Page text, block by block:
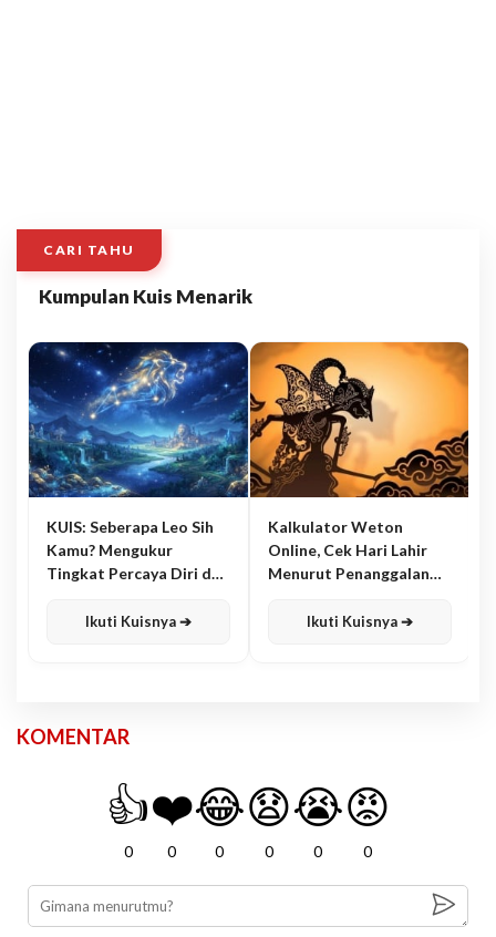
CARI TAHU
Kumpulan Kuis Menarik
KUIS: Seberapa Leo Sih
Kamu? Mengukur
Tingkat Percaya Diri dan
Ikuti Kuisnya ➔
Kalkulator Weton
Online, Cek Hari Lahir
Menurut Penanggalan
Ikuti Kuisnya ➔
KOMENTAR
👍
0
❤️
0
😂
0
😧
0
😭
0
😡
0